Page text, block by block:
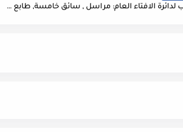
مطلوب لدائرة الافتاء العام: مراسل , سائق خامسة, طابع عدد 3 , مأمور ملفات, موظف استقبال, ميكانيكي مواسرجي,